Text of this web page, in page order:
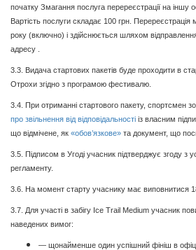
початку Змагання послуга перереєстрації на іншу
Вартість послуги складає 100 грн.
року (включно) і здійснюється шляхом
адресу .
3.3. Видача стартових пакетів буде проходити в
Отрохи згідно з програмою фестивалю.
3.4. При отриманні стартового пакету, спортсмен
про звільнення від відповідальності із власним
що відмічене, як «обов’язкове» та документ, що
3.5. Підписом в Угоді учасник підтверджує згоду з
регламенту.
3.6. На момент старту учаснику має виповнитися 18
3.7. Для участі в забігу Ice Trail Medium учасник
наведених вимог:
— щонайменше один успішний фініш в